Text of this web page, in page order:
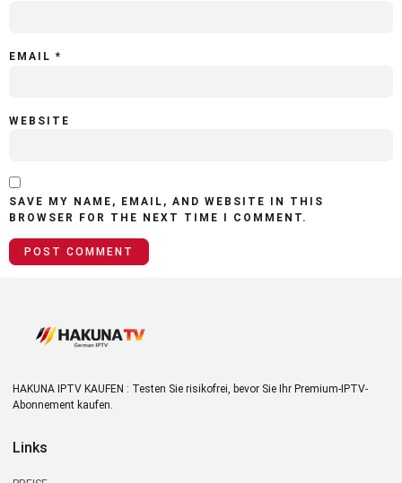
EMAIL *
WEBSITE
SAVE MY NAME, EMAIL, AND WEBSITE IN THIS
BROWSER FOR THE NEXT TIME I COMMENT.
HAKUNA IPTV KAUFEN : Testen Sie risikofrei, bevor Sie Ihr Premium-IPTV-
Abonnement kaufen.
Links